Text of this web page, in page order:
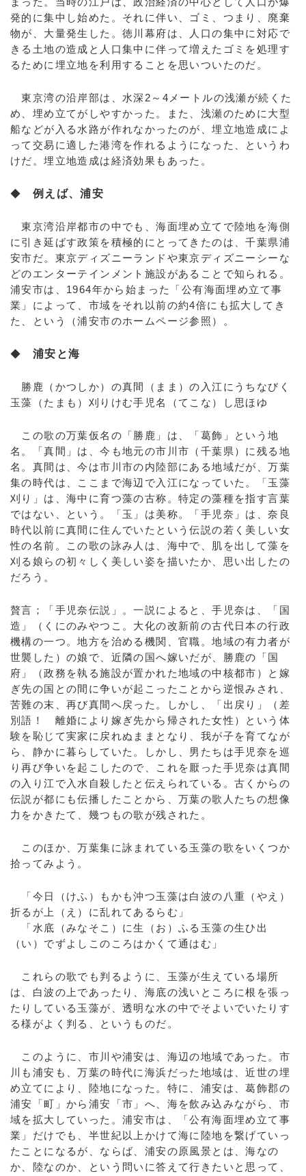
発的に集中し始めた。それに伴い、ゴミ、つまり、廃棄
物が、大量発生した。徳川幕府は、人口の集中に対応で
きる土地の造成と人口集中に伴って増えたゴミを処理す
るために埋立地を利用することを思いついたのだ。
東京湾の沿岸部は、水深2～4メートルの浅瀬が続くた
め、埋め立てがしやすかった。また、浅瀬のために大型
船などが入る水路が作れなかったのが、埋立地造成によ
って交易に適した港湾を作れるようになった、というわ
けだ。埋立地造成は経済効果もあった。
◆ 例えば、浦安
東京湾沿岸都市の中でも、海面埋め立てで陸地を海側
に引き延ばす政策を積極的にとってきたのは、千葉県浦
安市だ。東京ディズニーランドや東京ディズニーシーな
どのエンターテインメント施設があることで知られる。
浦安市は、1964年から始まった「公有海面埋め立て事
業」によって、市域をそれ以前の約4倍にも拡大してき
た、という（浦安市のホームページ参照）。
◆ 浦安と海
勝鹿（かつしか）の真間（まま）の入江にうちなびく
玉藻（たまも）刈りけむ手児名（てこな）し思ほゆ
この歌の万葉仮名の「勝鹿」は、「葛飾」という地
名。「真間」は、今も地元の市川市（千葉県）に残る地
名。真間は、今は市川市の内陸部にある地域だが、万葉
集の時代は、ここまで海辺で入江になっていた。「玉藻
刈り」は、海中に育つ藻の古称。特定の藻種を指す言葉
ではない、という。「玉」は美称。「手児奈」は、奈良
時代以前に真間に住んでいたという伝説の若く美しい女
性の名前。この歌の詠み人は、海中で、肌を出して藻を
刈る娘らの初々しく美しい姿を描いたか、思い出したの
だろう。
贅言；「手児奈伝説」。一説によると、手児奈は、「国
造」（くにのみやつこ。大化の改新前の古代日本の行政
機構の一つ。地方を治める機関、官職。地域の有力者が
世襲した）の娘で、近隣の国へ嫁いだが、勝鹿の「国
府」（政務を執る施設が置かれた地域の中核都市）と嫁
ぎ先の国との間に争いが起こったことから逆恨みされ、
苦難の末、再び真間へ戻った。しかし、「出戻り」（差
別語！ 離婚により嫁ぎ先から帰された女性）という体
験を恥じて実家に戻れぬままとなり、我が子を育てなが
ら、静かに暮らしていた。しかし、男たちは手児奈を巡
り再び争いを起こしたので、これを厭った手児奈は真間
の入り江で入水自殺したと伝えられている。古くからの
伝説が都にも伝播したことから、万葉の歌人たちの想像
力をかきたて、幾つもの歌が残された。
このほか、万葉集に詠まれている玉藻の歌をいくつか
拾ってみよう。
「今日（けふ）もかも沖つ玉藻は白波の八重（やえ）
折るが上（え）に乱れてあるらむ」
「水底（みなそこ）に生（お）ふる玉藻の生ひ出
（い）でずよしこのころはかくて通はむ」
これらの歌でも判るように、玉藻が生えている場所
は、白波の上であったり、海底の浅いところに根を張っ
たりしている玉藻が、透明な水の中でそよいでいたりす
る様がよく判る、というものだ。
このように、市川や浦安は、海辺の地域であった。市
川も浦安も、万葉の時代に海浜だった地域は、近世の埋
め立てにより、陸地になった。特に、浦安は、葛飾郡の
浦安「町」から浦安「市」へ、海を飲み込みながら、市
域を拡大していった。浦安市は、「公有海面埋め立て事
業」だけでも、半世紀以上かけて海に陸地を繋げていっ
たことになるが、ならば、浦安の原風景とは、海なの
か、陸なのか、という問いに答えて行きたいと思って、